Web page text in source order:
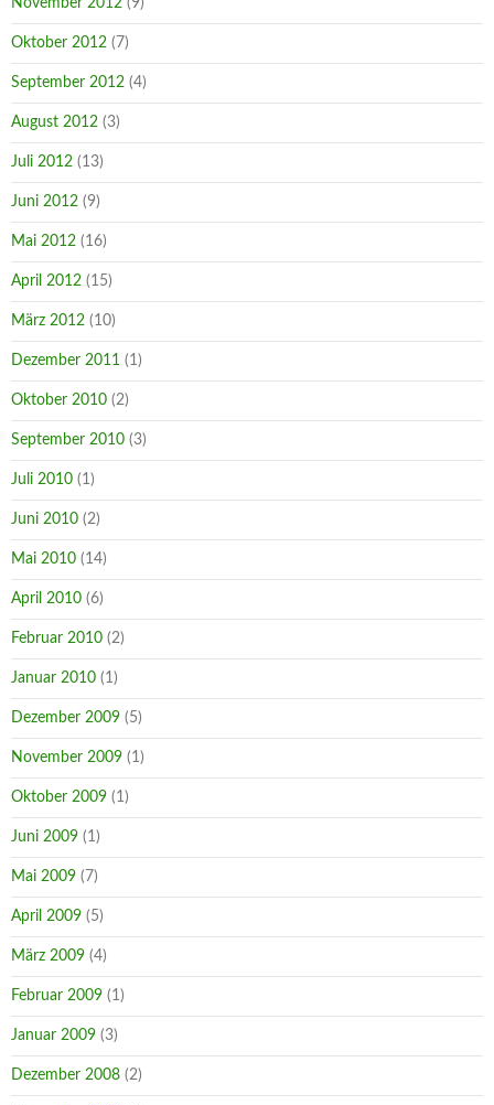
November 2012 (9)
Oktober 2012 (7)
September 2012 (4)
August 2012 (3)
Juli 2012 (13)
Juni 2012 (9)
Mai 2012 (16)
April 2012 (15)
März 2012 (10)
Dezember 2011 (1)
Oktober 2010 (2)
September 2010 (3)
Juli 2010 (1)
Juni 2010 (2)
Mai 2010 (14)
April 2010 (6)
Februar 2010 (2)
Januar 2010 (1)
Dezember 2009 (5)
November 2009 (1)
Oktober 2009 (1)
Juni 2009 (1)
Mai 2009 (7)
April 2009 (5)
März 2009 (4)
Februar 2009 (1)
Januar 2009 (3)
Dezember 2008 (2)